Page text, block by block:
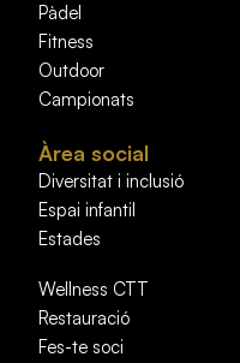
Pàdel
Fitness
Outdoor
Campionats
Àrea social
Diversitat i inclusió
Espai infantil
Estades
Wellness CTT
Restauració
Fes-te soci